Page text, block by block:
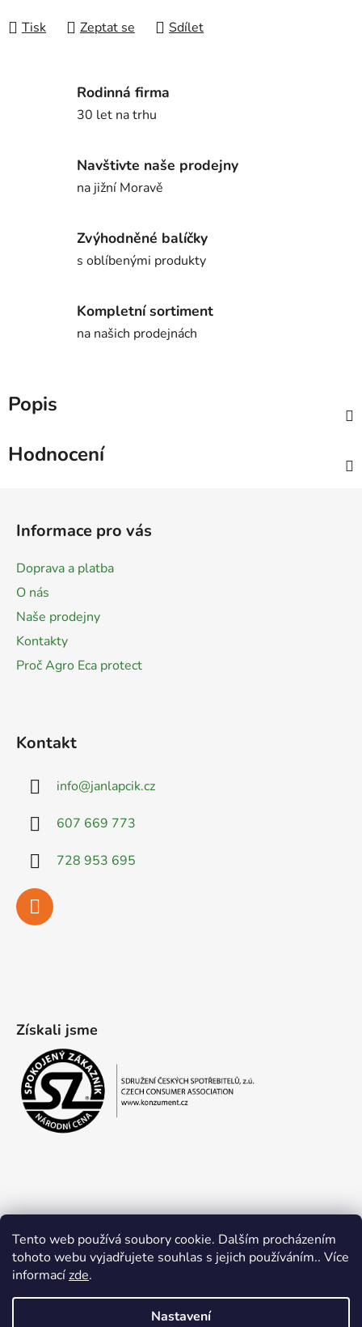
Tento web používá soubory cookie. Dalším procházením
tohoto webu vyjadřujete souhlas s jejich používáním.. Více
informacízde.
Nastavení
Tisk Zeptat se Sdílet
Rodinná firma
30 let na trhu
Navštivte naše prodejny
na jižní Moravě
Zvýhodněné balíčky
s oblíbenými produkty
Kompletní sortiment
na našich prodejnách
Popis
Hodnocení
Informace pro vás
Doprava a platba
O nás
Naše prodejny
Kontakty
Proč Agro Eca protect
Kontakt
info@janlapcik.cz
607 669 773
728 953 695
Získali jsme
Obchodní podmínky Ochrana osobních údajů